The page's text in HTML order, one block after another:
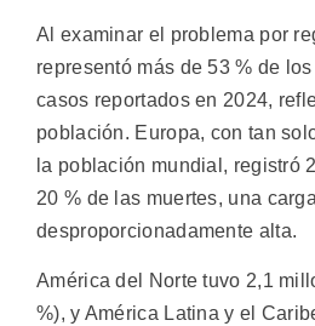
Al examinar el problema por
representó más de 53 % de
casos reportados en 2024,
población. Europa, con tan
la población mundial, registró
20 % de las muertes, una carga
desproporcionadamente alta.
América del Norte tuvo 2,1
%), y América Latina y el